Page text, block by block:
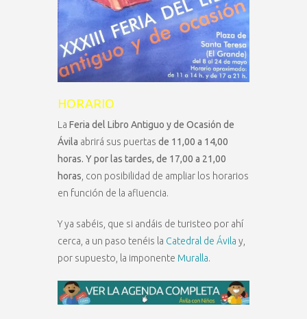
HORARIO
La Feria del Libro Antiguo y de Ocasión de
Ávila abrirá sus puertas de 11,00 a 14,00
horas. Y por las tardes, de 17,00 a 21,00
horas, con posibilidad de ampliar los horarios
en función de la afluencia.
Y ya sabéis, que si andáis de turisteo por ahí
cerca, a un paso tenéis la Catedral de Ávila y,
por supuesto, la imponente Muralla.